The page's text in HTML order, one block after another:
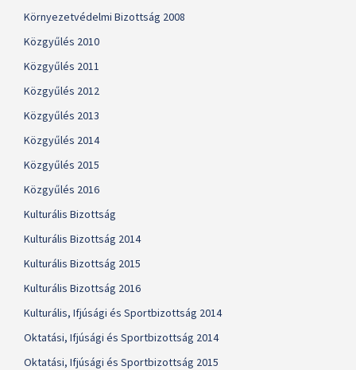
Környezetvédelmi Bizottság 2008
Közgyűlés 2010
Közgyűlés 2011
Közgyűlés 2012
Közgyűlés 2013
Közgyűlés 2014
Közgyűlés 2015
Közgyűlés 2016
Kulturális Bizottság
Kulturális Bizottság 2014
Kulturális Bizottság 2015
Kulturális Bizottság 2016
Kulturális, Ifjúsági és Sportbizottság 2014
Oktatási, Ifjúsági és Sportbizottság 2014
Oktatási, Ifjúsági és Sportbizottság 2015